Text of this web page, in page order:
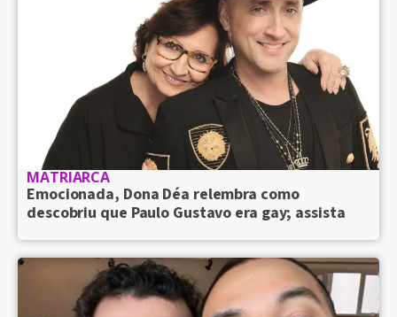
MATRIARCA
Emocionada, Dona Déa relembra como
descobriu que Paulo Gustavo era gay; assista